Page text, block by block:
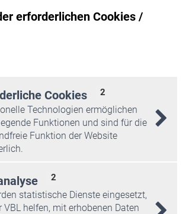
erforderlichen Cookies /
Cookies 2
Technologien ermöglichen
Funktionen und sind für die
Funktion der Website
2
statistische Dienste eingesetzt,
VBL helfen, mit erhobenen Daten